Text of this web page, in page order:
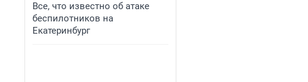
Все, что известно об атаке
беспилотников на
Екатеринбург